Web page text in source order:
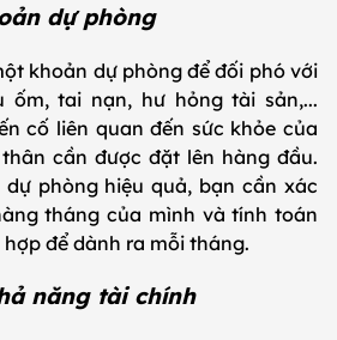
dự phòng
khoản dự phòng để đối phó với
ốm, tai nạn, hư hỏng tài sản,...
cố liên quan đến sức khỏe của
cần được đặt lên hàng đầu.
phòng hiệu quả, bạn cần xác
tháng của mình và tính toán
để dành ra mỗi tháng.
năng tài chính